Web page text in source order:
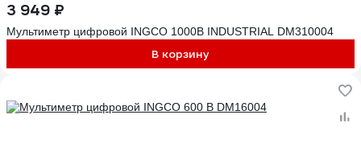
3 949 ₽
Мультиметр цифровой INGCO 1000В INDUSTRIAL DM310004
В корзину